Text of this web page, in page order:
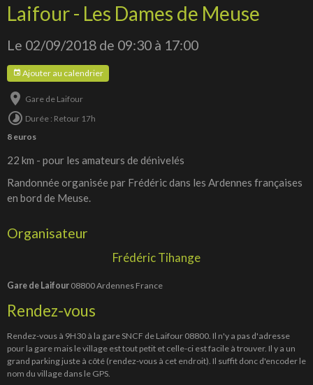
Laifour - Les Dames de Meuse
Le 02/09/2018 de 09:30 à 17:00
Ajouter au calendrier
Gare de Laifour
Durée : Retour 17h
8 euros
22 km - pour les amateurs de dénivelés
Randonnée organisée par Frédéric dans les Ardennes françaises
en bord de Meuse.
Organisateur
Frédéric Tihange
Gare de Laifour 08800 Ardennes France
Rendez-vous
Rendez-vous à 9H30 à la gare SNCF de Laifour 08800. Il n'y a pas d'adresse
pour la gare mais le village est tout petit et celle-ci est facile à trouver. Il y a un
grand parking juste à côté (rendez-vous à cet endroit). Il suffit donc d'encoder le
nom du village dans le GPS.